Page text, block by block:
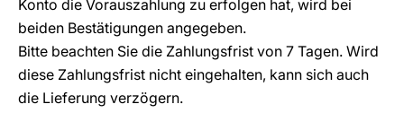
Konto die Vorauszahlung zu erfolgen hat, wird bei
beiden Bestätigungen angegeben.
Bitte beachten Sie die Zahlungsfrist von 7 Tagen. Wird
diese Zahlungsfrist nicht eingehalten, kann sich auch
die Lieferung verzögern.